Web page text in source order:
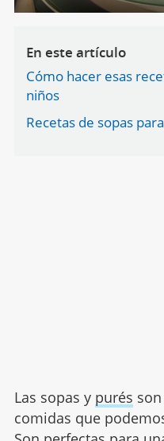
En este artículo
Cómo hacer esas
niños
Recetas de sopas
Las sopas y purés
comidas que